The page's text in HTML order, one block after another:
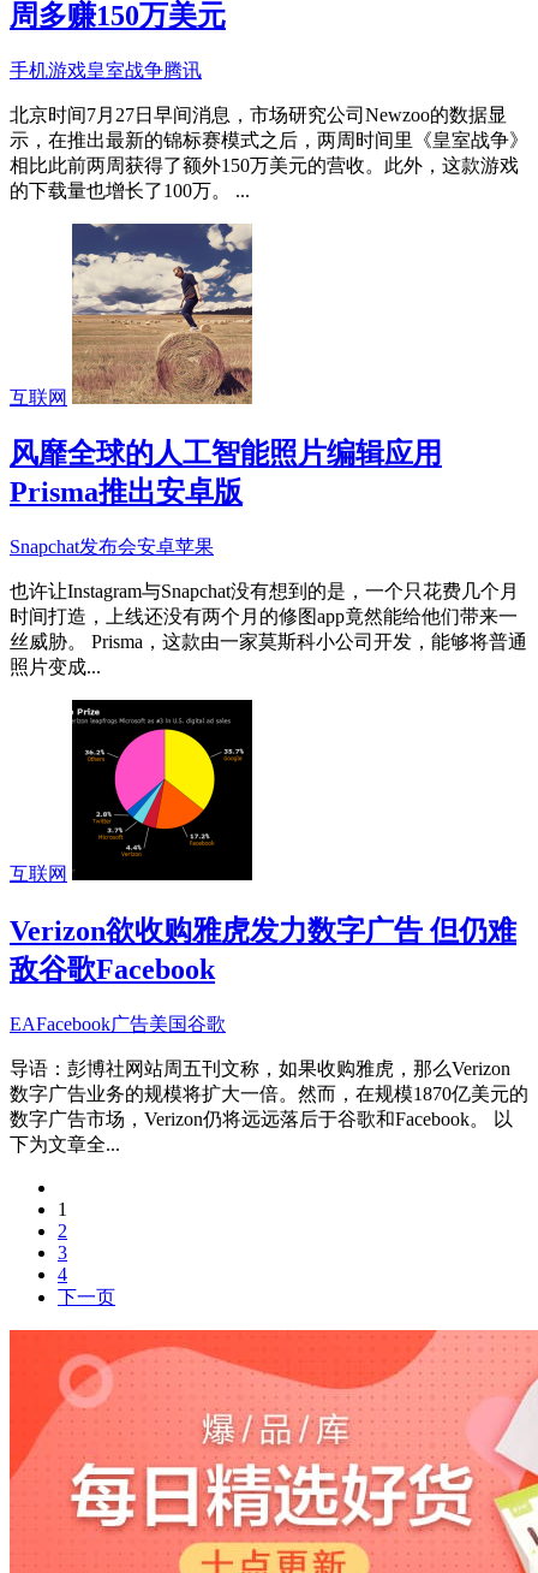
周多赚150万美元
手机游戏皇室战争腾讯
北京时间7月27日早间消息，市场研究公司Newzoo的数据显
示，在推出最新的锦标赛模式之后，两周时间里《皇室战争》
相比此前两周获得了额外150万美元的营收。此外，这款游戏
的下载量也增长了100万。 ...
互联网
风靡全球的人工智能照片编辑应用
Prisma推出安卓版
Snapchat发布会安卓苹果
也许让Instagram与Snapchat没有想到的是，一个只花费几个月
时间打造，上线还没有两个月的修图app竟然能给他们带来一
丝威胁。 Prisma，这款由一家莫斯科小公司开发，能够将普通
照片变成...
互联网
Verizon欲收购雅虎发力数字广告 但仍难
敌谷歌Facebook
EAFacebook广告美国谷歌
导语：彭博社网站周五刊文称，如果收购雅虎，那么Verizon
数字广告业务的规模将扩大一倍。然而，在规模1870亿美元的
数字广告市场，Verizon仍将远远落后于谷歌和Facebook。 以
下为文章全...
1
2
3
4
下一页